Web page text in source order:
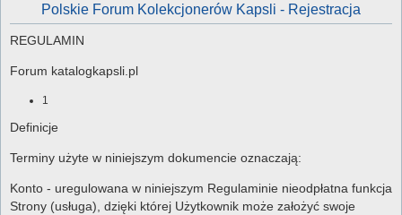
Polskie Forum Kolekcjonerów Kapsli - Rejestracja
REGULAMIN
Forum katalogkapsli.pl
1
Definicje
Terminy użyte w niniejszym dokumencie oznaczają:
Konto - uregulowana w niniejszym Regulaminie nieodpłatna funkcja
Strony (usługa), dzięki której Użytkownik może założyć swoje